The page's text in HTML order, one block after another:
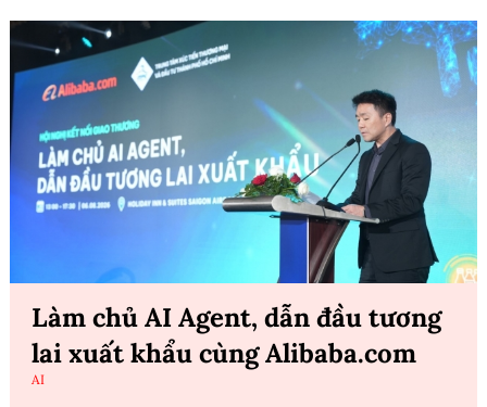
Làm chủ AI Agent, dẫn đầu tương
lai xuất khẩu cùng Alibaba.com
AI